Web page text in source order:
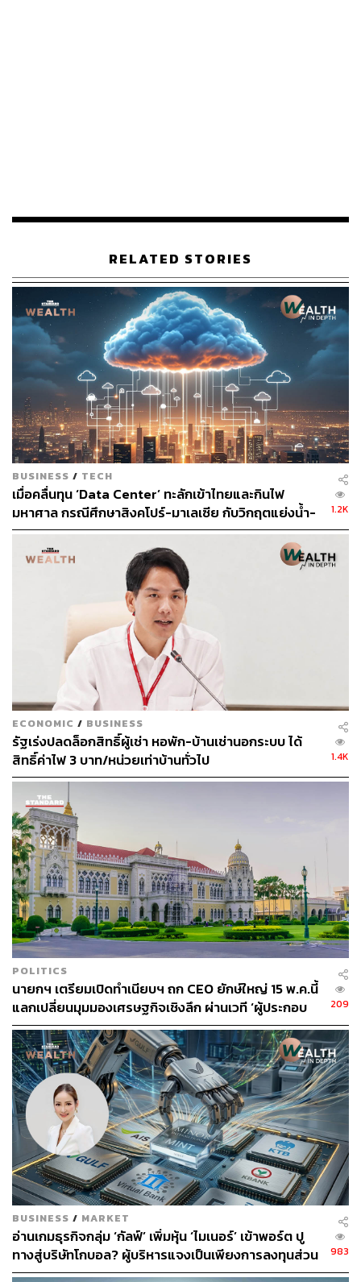
สำหรับโครงการพลังงานแสงอาทิตย์แบบติดตั้งบนพื้นดิน
(Solar Farms) และโครงการพลังงานแสงอาทิตย์แบบติดตั้ง
บนพื้นดินร่วมกับระบบกักเก็บพลังงาน (Solar Farms with
Battery Energy Storage Systems) มีอัตราจำหน่ายไฟฟ้าใน
รูปแบบ FiT ที่ 2.1679 บาทต่อกิโลวัตต์-ชั่วโมง และ 2.8331
บาทต่อกิโลวัตต์-ชั่วโมง ตามลำดับ ตลอดอายุสัญญา ซึ่งการ
รับซื้อไฟฟ้าจากโครงการฯ จะช่วยลดความผันผวนจากราคา
เชื้อเพลิง และช่วยแบ่งเบาภาระของประชาชนทั้งในภาคครัว
เรือนและภาคอุตสาหกรรมให้ได้ใช้ไฟฟ้าในราคาที่ต่ำตลอด
อายุสัญญา เนื่องจากโครงการฯ มีต้นทุนผลิตไฟฟ้าที่ต่ำกว่า
ราคาค่าไฟฟ้าเฉลี่ยในปัจจุบัน
ทั้งนี้ การพัฒนาโครงการดังกล่าวข้างต้นเป็นไปตามแผนขอ
งบริษัทฯ ที่จะมุ่งเน้นการเพิ่มสัดส่วนพลังงานหมุนเวียนให้ไม่
ต่ำกว่า 40% ภายในปี 2578 โดยในอนาคตจะทยอยลงนาม
สัญญาเพิ่มเติม สำหรับโครงการที่มีกำหนดเปิดดำเนินการ
เชิงพาณิชย์ระหว่างปี 2569-2573 ทั้งนี้ หากมีความคืบหน้า
เพิ่มเติมในการพัฒนาโครงการฯ บริษัทฯ จะแจ้งรายละเอียด
ให้ทราบต่อไป
สามารถติดตาม THE STANDARD WEALTH
ผ่านแอปพลิเคชันต่างๆ ที่คุณสะดวกหรือใช้งานอยู่แล้วได้เลย
TAGS: บมจ. กัลฟ์ เอ็นเนอร์จี ดีเวลลอปเมนท์
ยุพาพิน วังวิวัฒน์
สำนักงานคณะกรรมการกำกับกิจการพลังงาน
Net Zero Emissions
2.2K
ABOUT THE AUTHOR
ประลองยุทธ ผงงอย
THE STANDARD WEALTH Feature Editor
RELATED STORIES
BUSINESS / TECH
เมื่อคลื่นทุน ‘Data Center’ ทะลักเข้าไทยและกินไฟ
มหาศาล กรณีศึกษาสิงคโปร์-มาเลเซีย กับวิกฤตแย่งน้ำ-
ไฟ
1.2K
ECONOMIC / BUSINESS
รัฐเร่งปลดล็อกสิทธิ์ผู้เช่า หอพัก-บ้านเช่านอกระบบ ได้
สิทธิ์ค่าไฟ 3 บาท/หน่วยเท่าบ้านทั่วไป
1.4K
POLITICS
​​นายกฯ เตรียมเปิดทำเนียบฯ ถก CEO ยักษ์ใหญ่ 15 พ.ค.นี้
แลกเปลี่ยนมุมมองเศรษฐกิจเชิงลึก ผ่านเวที ‘ผู้ประกอบ
การพูด รัฐบาลฟัง’
209
BUSINESS / MARKET
อ่านเกมธุรกิจกลุ่ม ‘กัลฟ์’ เพิ่มหุ้น ‘ไมเนอร์’ เข้าพอร์ต ปู
ทางสู่บริษัทโกบอล? ผู้บริหารแจงเป็นเพียงการลงทุนส่วน
ของ ‘สารัชถ์’
983